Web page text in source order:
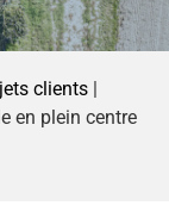
clients|
en plein centre